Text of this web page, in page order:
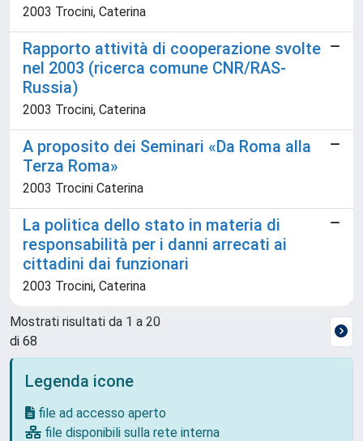
2003 Trocini, Caterina
Rapporto attività di cooperazione svolte
nel 2003 (ricerca comune CNR/RAS-
Russia)
2003 Trocini, Caterina
A proposito dei Seminari «Da Roma alla
Terza Roma»
2003 Trocini Caterina
La politica dello stato in materia di
responsabilità per i danni arrecati ai
cittadini dai funzionari
2003 Trocini, Caterina
Mostrati risultati da 1 a 20
di 68
Legenda icone
file ad accesso aperto
file disponibili sulla rete interna